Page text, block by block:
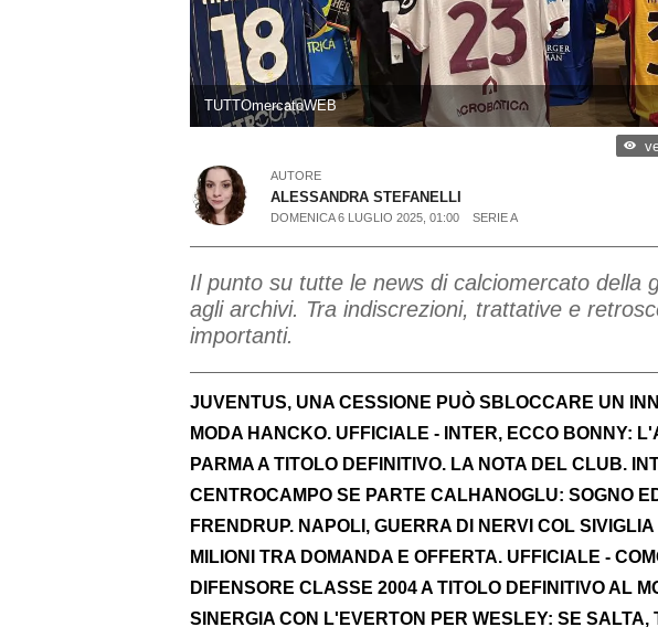
TUTTOmercatoWEB
AUTORE
ALESSANDRA STEFANELLI
DOMENICA 6 LUGLIO 2025, 01:00 SERIE A
Il punto su tutte le news di calciomercato della
agli archivi. Tra indiscrezioni, trattative e
importanti.
JUVENTUS, UNA CESSIONE PUÒ SBLOCCARE UN
MODA HANCKO. UFFICIALE - INTER, ECCO BONNY:
PARMA A TITOLO DEFINITIVO. LA NOTA DEL CLUB.
CENTROCAMPO SE PARTE CALHANOGLU: SOGNO
FRENDRUP. NAPOLI, GUERRA DI NERVI COL
MILIONI TRA DOMANDA E OFFERTA. UFFICIALE -
DIFENSORE CLASSE 2004 A TITOLO DEFINITIVO AL
SINERGIA CON L'EVERTON PER WESLEY: SE